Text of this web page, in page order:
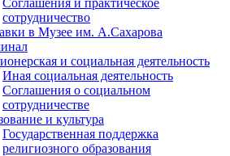
Соглашения и практическое
сотрудничество
в Музее им. А.Сахарова
и социальная деятельность
Иная социальная деятельность
Соглашения о социальном
сотрудничестве
и культура
Государственная поддержка
религиозного образования